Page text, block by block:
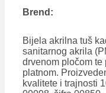
Brend:
Bijela akrilna tuš
sanitarnog akrila
drvenom pločom te
platnom.
kvalitete i trajnosti